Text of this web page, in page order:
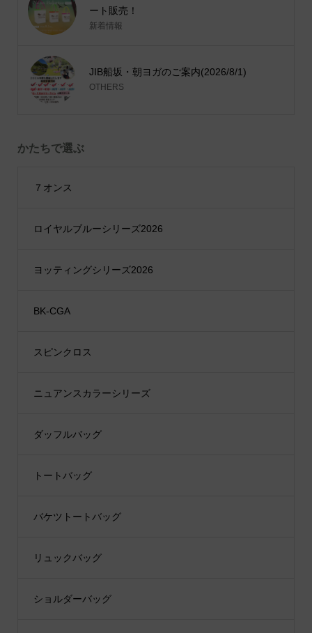
ート販売！
新着情報
JIB船坂・朝ヨガのご案内(2026/8/1)
OTHERS
かたちで選ぶ
７オンス
ロイヤルブルーシリーズ2026
ヨッティングシリーズ2026
BK-CGA
スピンクロス
ニュアンスカラーシリーズ
ダッフルバッグ
トートバッグ
バケツトートバッグ
リュックバッグ
ショルダーバッグ